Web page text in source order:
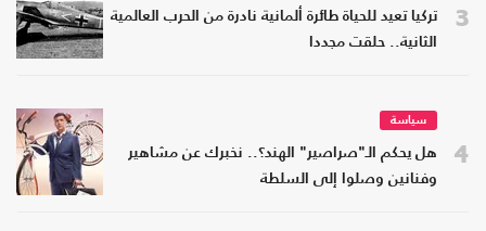
3
تركيا تعيد للحياة طائرة ألمانية نادرة من الحرب العالمية
الثانية.. حلقت مجددا
4
سياسة
هل يحكم الـ"صراصير" الهند؟.. نخبرك عن مشاهير
وفنانين وصلوا إلى السلطة